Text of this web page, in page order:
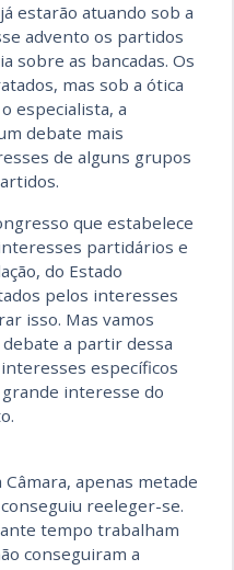
estarão atuando sob a
advento os partidos
sobre as bancadas. Os
mas sob a ótica
especialista, a
debate mais
de alguns grupos
que estabelece
partidários e
do Estado
pelos interesses
isso. Mas vamos
a partir dessa
específicos
interesse do
Câmara, apenas metade
reeleger-se.
tempo trabalham
conseguiram a